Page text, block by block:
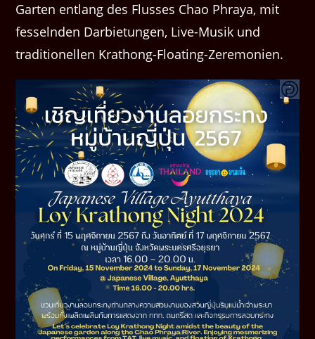
Garten entlang des Flusses Chao Phraya, mit
fesselnden Darbietungen, Live-Musik und
traditionellen Krathong-Floating-Zeremonien.